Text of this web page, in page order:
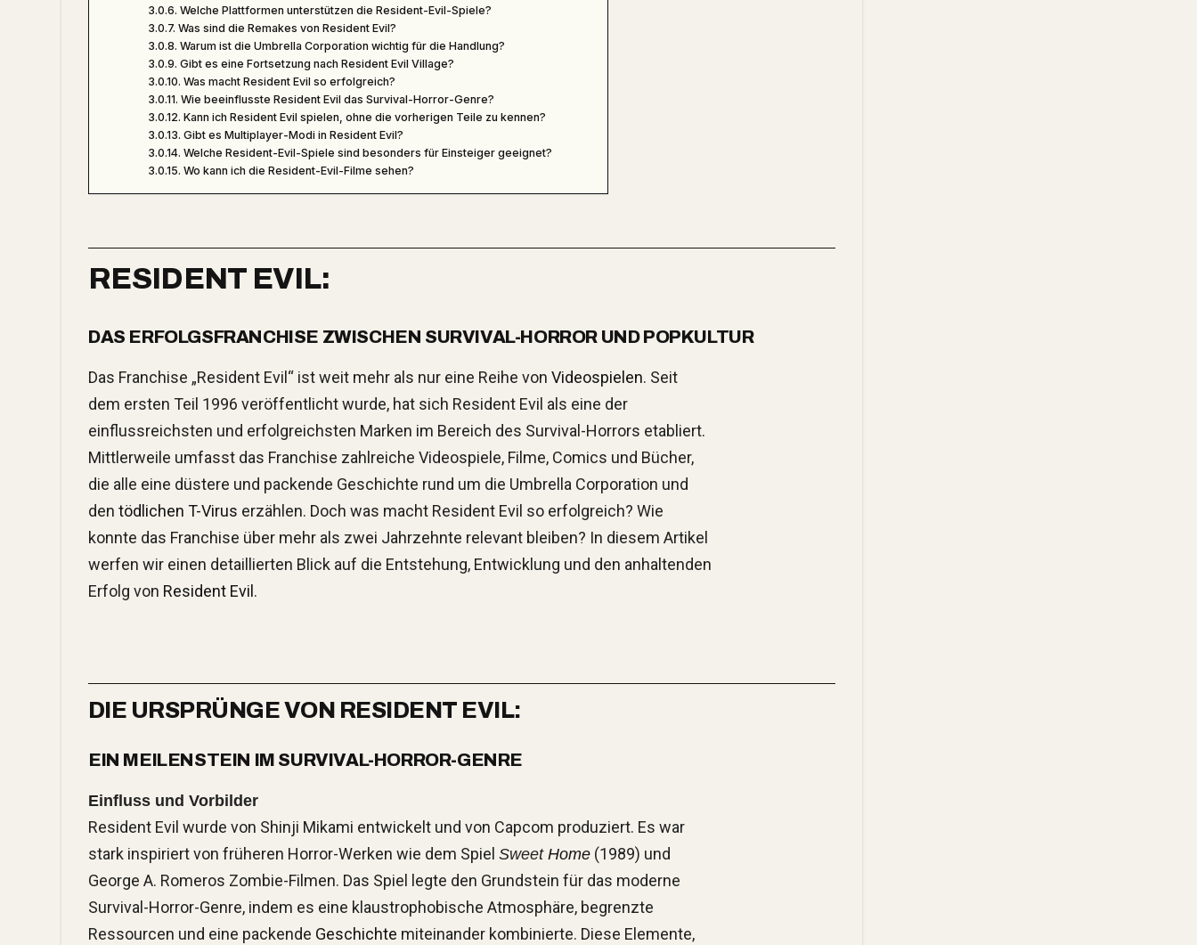
Welche Plattformen unterstützen die Resident-Evil-Spiele?
Was sind die Remakes von Resident Evil?
Warum ist die Umbrella Corporation wichtig für die Handlung?
Gibt es eine Fortsetzung nach Resident Evil Village?
Was macht Resident Evil so erfolgreich?
Wie beeinflusste Resident Evil das Survival-Horror-Genre?
Kann ich Resident Evil spielen, ohne die vorherigen Teile zu kennen?
Gibt es Multiplayer-Modi in Resident Evil?
Welche Resident-Evil-Spiele sind besonders für Einsteiger geeignet?
Wo kann ich die Resident-Evil-Filme sehen?
RESIDENT EVIL:
DAS ERFOLGSFRANCHISE ZWISCHEN SURVIVAL-HORROR UND POPKULTUR
Das Franchise „Resident Evil“ ist weit mehr als nur eine Reihe von Videospielen. Seit
dem ersten Teil 1996 veröffentlicht wurde, hat sich Resident Evil als eine der
einflussreichsten und erfolgreichsten Marken im Bereich des Survival-Horrors etabliert.
Mittlerweile umfasst das Franchise zahlreiche Videospiele, Filme, Comics und Bücher,
die alle eine düstere und packende Geschichte rund um die Umbrella Corporation und
den tödlichen T-Virus erzählen. Doch was macht Resident Evil so erfolgreich? Wie
konnte das Franchise über mehr als zwei Jahrzehnte relevant bleiben? In diesem Artikel
werfen wir einen detaillierten Blick auf die Entstehung, Entwicklung und den anhaltenden
Erfolg von Resident Evil .
DIE URSPRÜNGE VON RESIDENT EVIL:
EIN MEILENSTEIN IM SURVIVAL-HORROR-GENRE
Einfluss und Vorbilder
Resident Evil wurde von Shinji Mikami entwickelt und von Capcom produziert. Es war
stark inspiriert von früheren Horror-Werken wie dem Spiel Sweet Home (1989) und
George A. Romeros Zombie-Filmen. Das Spiel legte den Grundstein für das moderne
Survival-Horror-Genre, indem es eine klaustrophobische Atmosphäre, begrenzte
Ressourcen und eine packende Geschichte miteinander kombinierte. Diese Elemente,